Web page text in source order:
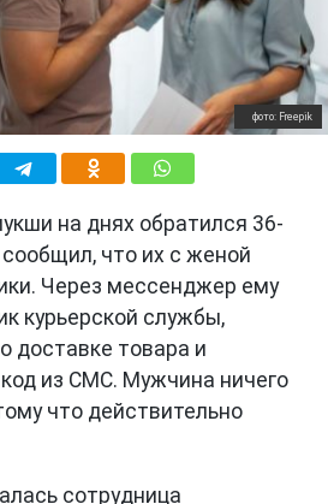
фото: Freepik
на днях обратился 36-
что их с женой
Через мессенджер ему
курьерской службы,
доставке товара и
из СМС. Мужчина ничего
что действительно
сотрудница